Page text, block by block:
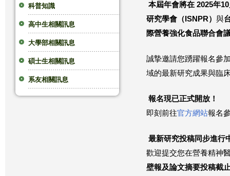
科普知識
高中生相關訊息
大學部相關訊息
碩士生相關訊息
系友相關訊息
本屆年會將在 2025年
研究學會（ISNPR） 與
際營養強化食品聯合會
誠摯邀請您踴躍報名參
域的最新研究成果與臨
報名現已正式開放！
即刻前往官方網站報名
最新研究投稿同步進行
歡迎提交您在營養精神
壁報及論文摘要投稿截